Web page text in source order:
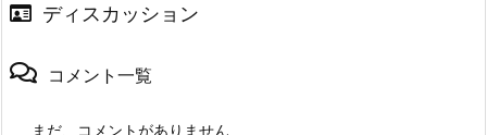
ディスカッション
コメント一覧
まだ、コメントがありません